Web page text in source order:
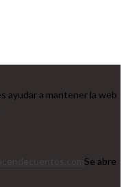
ayudar a mantener la web
Se abre